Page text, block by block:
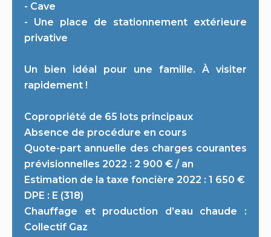
- Cave
- Une place de stationnement extérieure
privative
Un bien idéal pour une famille. À visiter
rapidement !
Copropriété de 65 lots principaux
Absence de procédure en cours
Quote-part annuelle des charges courantes
prévisionnelles 2022 : 2 900 € / an
Estimation de la taxe foncière 2022 : 1 650 €
DPE : E (318)
Chauffage et production d’eau chaude :
Collectif Gaz